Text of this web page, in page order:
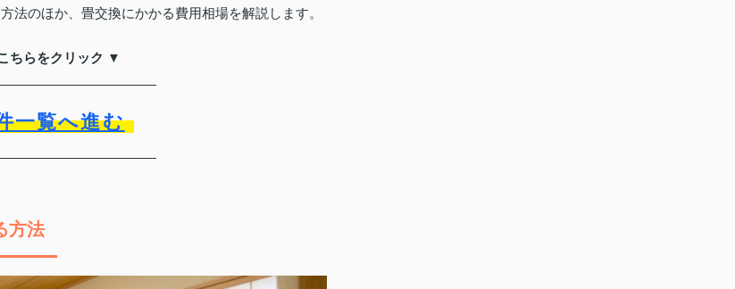
法のほか、畳交換にかかる費用相場を解説します。
ちらをクリック ▼
一覧へ進む
方法